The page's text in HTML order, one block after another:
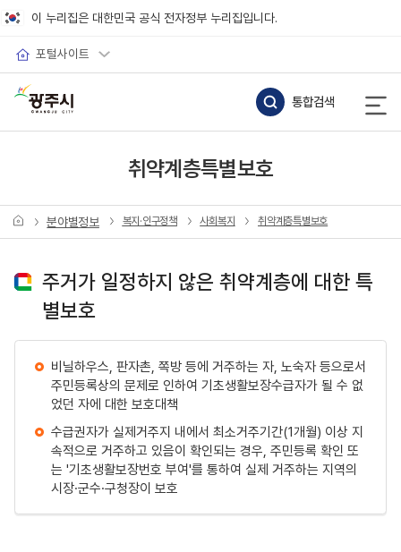
이 누리집은 대한민국 공식 전자정부 누리집입니다.
포털사이트
통합검색
취약계층특별보호
분야별정보 복지·인구정책 사회복지 취약계층특별보호
주거가 일정하지 않은 취약계층에 대한 특
별보호
비닐하우스, 판자촌, 쪽방 등에 거주하는 자, 노숙자 등으로서
주민등록상의 문제로 인하여 기초생활보장수급자가 될 수 없
었던 자에 대한 보호대책
수급권자가 실제거주지 내에서 최소거주기간(1개월) 이상 지
속적으로 거주하고 있음이 확인되는 경우, 주민등록 확인 또
는 '기초생활보장번호 부여'를 통하여 실제 거주하는 지역의
시장·군수·구청장이 보호